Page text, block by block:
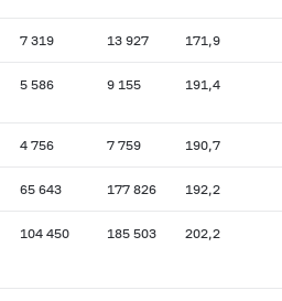
7 319 13 927 171,9
5 586 9 155 191,4
4 756 7 759 190,7
65 643 177 826 192,2
104 450 185 503 202,2